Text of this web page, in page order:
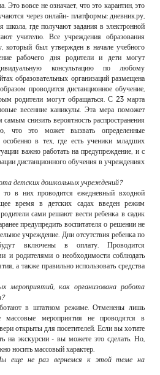
Это вовсе не означает, что это карантин, это
через онлайн- платформы: дневник.ру,
школа, где получают задания в электронной
учителю. Все учреждения образования
был утвержден в начале учебного
рабочего дня родители и дети могут
консультацию по любому
образовательных организаций размещена
проводится дистанционное обучение,
родители могут обращаться. С 23 марта
весенние каникулы. Эта мера поможет
снизить вероятность распространения
что это может вызвать определенные
в тех, где есть ученики младших
важно работать на предупреждение, и с
дистанционного обучения в учреждениях
детских дошкольных учреждений?
то в них проводится ежедневный входной
время в детских садах введен режим
сами решают вести ребенка в садик
предупредить воспитателя о решении не
учреждение. Дни отсутствия ребенка по
включены в оплату. Проводится
и родителями о необходимости соблюдать
а также правильно использовать средства
мероприятий, как организована работа
в штатном режиме. Отменены лишь
массовые мероприятия не проводятся в
открыты для посетителей. Если вы хотите
на экскурсии - вы можете это сделать. Но,
носить массовый характер.
еще не раз вернемся к этой теме на